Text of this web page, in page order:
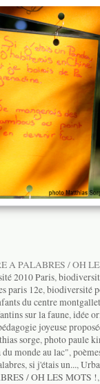
A PALABRES / OH
2010 Paris,
paris 12e,biodiversité
du centre montgallet
sur la faune,idée
joyeuse
sorge,photo paule
monde au lac",
,si j'étais un...,
/ OH LES MOTS !